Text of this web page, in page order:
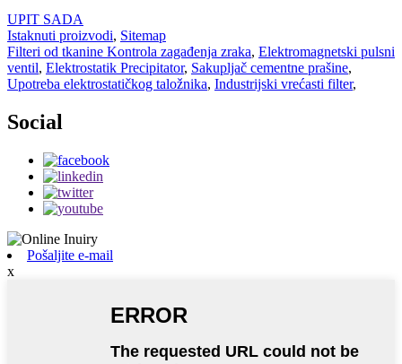
UPIT SADA
Istaknuti proizvodi, Sitemap
Filteri od tkanine Kontrola zagađenja zraka, Elektromagnetski pulsni
ventil, Elektrostatik Precipitator, Sakupljač cementne prašine,
Upotreba elektrostatičkog taložnika, Industrijski vrećasti filter,
Social
Pošaljite e-mail
x